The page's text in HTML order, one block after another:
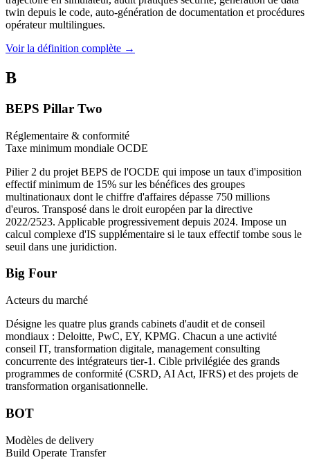
twin depuis le code, auto-génération de documentation et procédures
opérateur multilingues.
Voir la définition complète →
B
BEPS Pillar Two
Réglementaire & conformité
Taxe minimum mondiale OCDE
Pilier 2 du projet BEPS de l'OCDE qui impose un taux d'imposition
effectif minimum de 15% sur les bénéfices des groupes
multinationaux dont le chiffre d'affaires dépasse 750 millions
d'euros. Transposé dans le droit européen par la directive
2022/2523. Applicable progressivement depuis 2024. Impose un
calcul complexe d'IS supplémentaire si le taux effectif tombe sous le
seuil dans une juridiction.
Big Four
Acteurs du marché
Désigne les quatre plus grands cabinets d'audit et de conseil
mondiaux : Deloitte, PwC, EY, KPMG. Chacun a une activité
conseil IT, transformation digitale, management consulting
concurrente des intégrateurs tier-1. Cible privilégiée des grands
programmes de conformité (CSRD, AI Act, IFRS) et des projets de
transformation organisationnelle.
BOT
Modèles de delivery
Build Operate Transfer